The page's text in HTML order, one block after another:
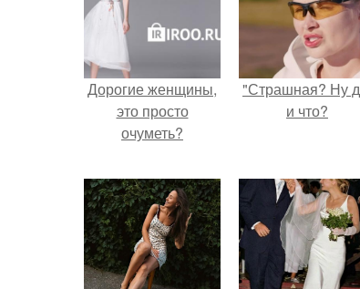
Дорогие женщины,
это просто
очуметь?
"Страшная? Ну
и что?